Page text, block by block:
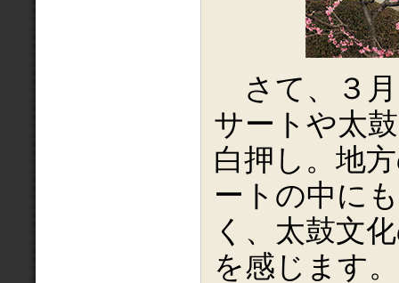
さて、３
サートや太
白押し。地
ートの中に
く、太鼓文
を感じます